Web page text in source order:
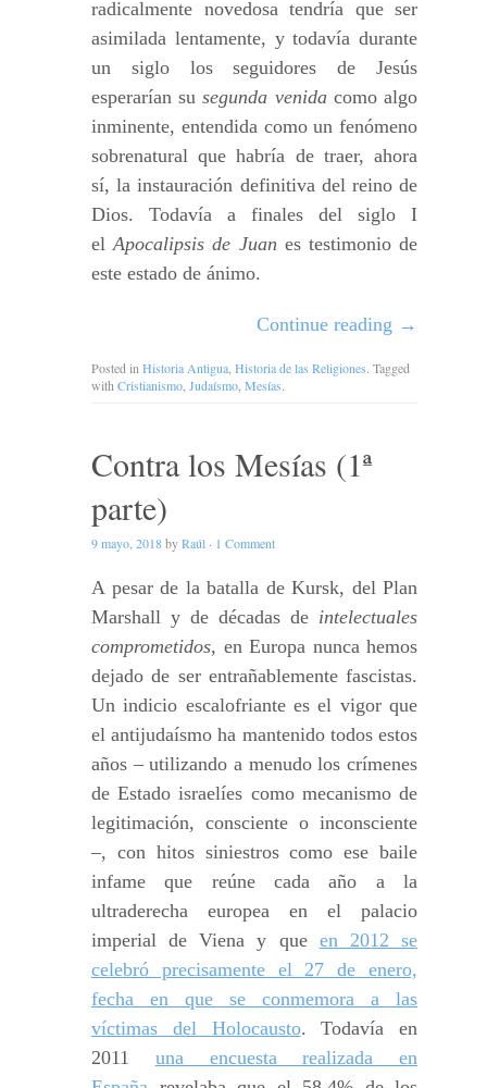
radicalmente novedosa tendría que ser
asimilada lentamente, y todavía durante
un siglo los seguidores de Jesús
esperarían susegunda venidacomo algo
inminente, entendida como un fenómeno
sobrenatural que habría de traer, ahora
sí, la instauración definitiva del reino de
Dios. Todavía a finales del siglo I
elApocalipsis de Juan es testimonio de
este estado de ánimo.
Continue reading →
Posted in Historia Antigua Historia de las Religiones. Tagged
with Cristianismo Judaísmo Mesías.
Contra los Mesías (1ª
parte)
9 mayo, 2018byRaúl · 1 Comment
A pesar de la batalla de Kursk, del Plan
Marshall y de décadas de intelectuales
comprometidos, en Europa nunca hemos
dejado de ser entrañablemente fascistas.
Un indicio escalofriante es el vigor que
el antijudaísmo ha mantenido todos estos
años – utilizando a menudo los crímenes
de Estado israelíes como mecanismo de
legitimación, consciente o inconsciente
–, con hitos siniestros como ese baile
infame que reúne cada año a la
ultraderecha europea en el palacio
imperial de Viena y que en 2012 se
celebró precisamente el 27 de enero,
fecha en que se conmemora a las
víctimas del Holocausto. Todavía en
2011 una encuesta realizada en